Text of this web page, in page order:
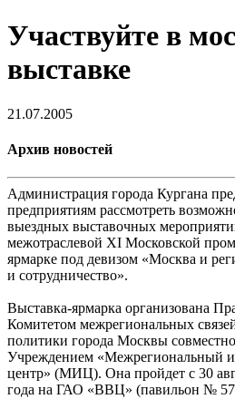
Участвуйте в
выставке
21.07.2005
Архив новостей
Администрация города Кургана
предприятиям рассмотреть
выездных выставочных
межотраслевой XI Московской
ярмарке под девизом «Москва и
и сотрудничество».
Выставка-ярмарка организована
Комитетом межрегиональных
политики города Москвы
Учреждением «Межрегиональный
центр» (МИЦ). Она пройдет с 30
года на ГАО «ВВЦ» (павильон №